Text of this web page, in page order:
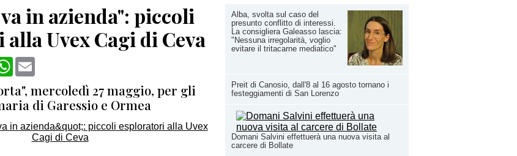
Alba, svolta sul caso del
presunto conflitto di interessi.
La consigliera Galeasso lascia:
"Nessuna irregolarità, voglio
evitare il tritacarne mediatico"
Preit di Canosio, dall'8 al 16 agosto tornano i
festeggiamenti di San Lorenzo
Domani Salvini effettuerà una nuova visita al
carcere di Bollate
in azienda": piccoli
Uvex Cagi di Ceva
WhatsApp
mercoledì 27 maggio, per gli
di Garessio e Ormea